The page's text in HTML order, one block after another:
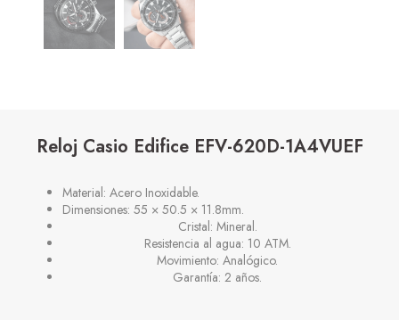
Reloj Casio Edifice EFV-620D-1A4VUEF
Material: Acero Inoxidable.
Dimensiones: 55 × 50.5 × 11.8mm.
Cristal: Mineral.
Resistencia al agua: 10 ATM.
Movimiento: Analógico.
Garantía: 2 años.